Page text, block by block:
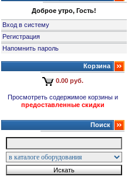
Доброе утро, Гость!
Вход в систему
Регистрация
Напомнить пароль
Корзина
0.00 руб.
Просмотреть содержимое корзины и
предоставленные скидки
Поиск